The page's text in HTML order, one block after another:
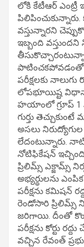
లోకి కేటీఆర్ ఎంట్రీ
వస్తున్నారని
ఇబ్బంది వస్తుందని
పరీక్షలకు నాలుగు
లోపభూయిష్ట
హయాంలో గ్రూప్ 1
గుర్తు తెచ్చుకుంటే
అసలు
లేదంటున్నారు.
నోటిఫికేషన్‌
ప్రిలిమ్స్‌ ఎక్జామ్స్
అభ్యర్థులను
పరీక్షను కమిషన్‌
రెండోసారి
జరిగాయి. దీంతో
పరీక్షను కోర్టు
వచ్చిన రేవంత్